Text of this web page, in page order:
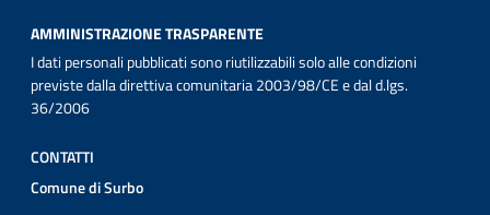
AMMINISTRAZIONE TRASPARENTE
I dati personali pubblicati sono riutilizzabili solo alle condizioni
previste dalla direttiva comunitaria 2003/98/CE e dal d.lgs.
36/2006
CONTATTI
Comune di Surbo